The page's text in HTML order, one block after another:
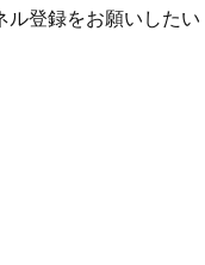
登録をお願いしたい